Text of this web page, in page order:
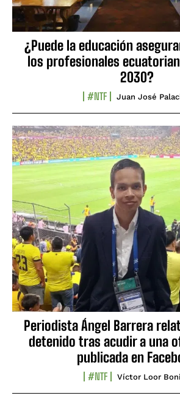
¿Puede la educación
los profesionales
2030?
#NTF Juan José
Periodista Ángel Barrera
detenido tras acudir a una
publicada en
#NTF Víctor Loor